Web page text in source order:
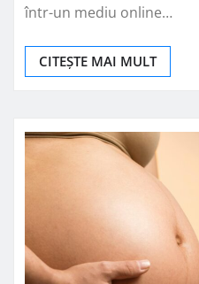
într-un mediu online…
CITEȘTE MAI MULT